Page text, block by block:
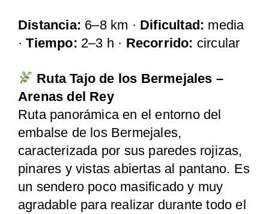
Distancia: 6–8 km · Dificultad: media
·Tiempo: 2–3 h · Recorrido: circular
Ruta Tajo de los Bermejales –
Arenas del Rey
Ruta panorámica en el entorno del
embalse de los Bermejales,
caracterizada por sus paredes rojizas,
pinares y vistas abiertas al pantano. Es
un sendero poco masificado y muy
agradable para realizar durante todo el